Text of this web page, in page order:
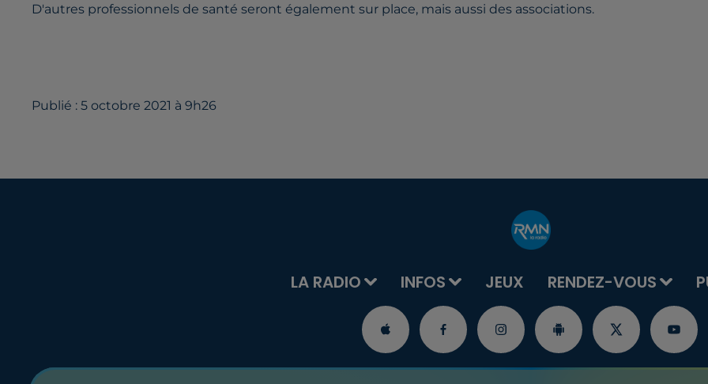
D'autres professionnels de santé seront également sur place, mais aussi des associations.
Publié : 5 octobre 2021 à 9h26
LA RADIO INFOS JEUX RENDEZ-VOUS